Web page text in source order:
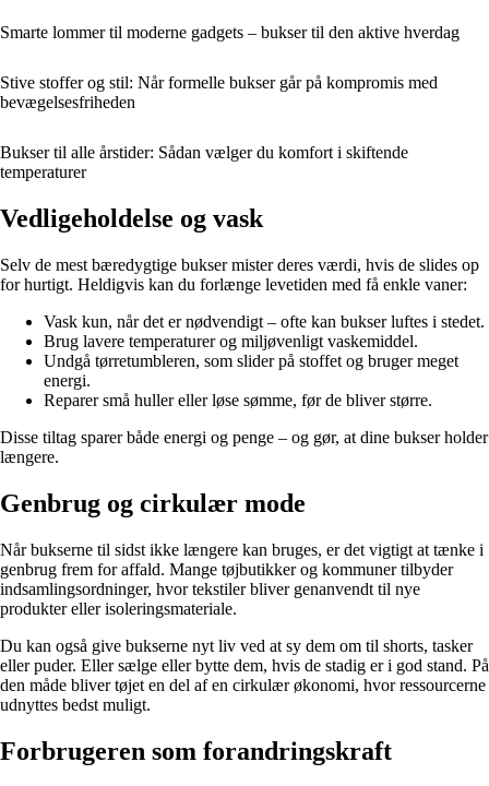
Smarte lommer til moderne gadgets – bukser til den aktive hverdag
Stive stoffer og stil: Når formelle bukser går på kompromis med
bevægelsesfriheden
Bukser til alle årstider: Sådan vælger du komfort i skiftende
temperaturer
Vedligeholdelse og vask
Selv de mest bæredygtige bukser mister deres værdi, hvis de slides op
for hurtigt. Heldigvis kan du forlænge levetiden med få enkle vaner:
Vask kun, når det er nødvendigt – ofte kan bukser luftes i stedet.
Brug lavere temperaturer og miljøvenligt vaskemiddel.
Undgå tørretumbleren, som slider på stoffet og bruger meget
energi.
Reparer små huller eller løse sømme, før de bliver større.
Disse tiltag sparer både energi og penge – og gør, at dine bukser holder
længere.
Genbrug og cirkulær mode
Når bukserne til sidst ikke længere kan bruges, er det vigtigt at tænke i
genbrug frem for affald. Mange tøjbutikker og kommuner tilbyder
indsamlingsordninger, hvor tekstiler bliver genanvendt til nye
produkter eller isoleringsmateriale.
Du kan også give bukserne nyt liv ved at sy dem om til shorts, tasker
eller puder. Eller sælge eller bytte dem, hvis de stadig er i god stand. På
den måde bliver tøjet en del af en cirkulær økonomi, hvor ressourcerne
udnyttes bedst muligt.
Forbrugeren som forandringskraft